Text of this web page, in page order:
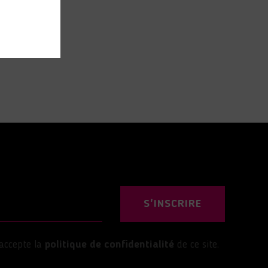
S'INSCRIRE
la politique de confidentialité de ce site.